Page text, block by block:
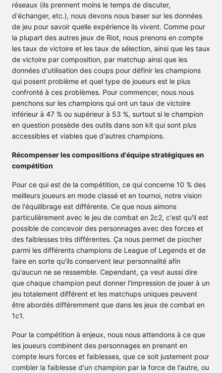
réseaux (ils prennent moins le temps de discuter,
d'échanger, etc.), nous devons nous baser sur les données
de jeu pour savoir quelle expérience ils vivent. Comme pour
la plupart des autres jeux de Riot, nous prenons en compte
les taux de victoire et les taux de sélection, ainsi que les taux
de victoire par composition, par matchup ainsi que les
données d'utilisation des coups pour définir les champions
qui posent problème et quel type de joueurs est le plus
confronté à ces problèmes. Pour commencer, nous nous
penchons sur les champions qui ont un taux de victoire
inférieur à 47 % ou supérieur à 53 %, surtout si le champion
en question possède des outils dans son kit qui sont plus
accessibles et viables que d'autres champions.
Récompenser les compositions d'équipe stratégiques en
compétition
Pour ce qui est de la compétition, ce qui concerne 10 % des
meilleurs joueurs en mode classé et en tournoi, notre vision
de l'équilibrage est différente. Ce que nous aimons
particulièrement avec le jeu de combat en 2c2, c'est qu'il est
possible de concevoir des personnages avec des forces et
des faiblesses très différentes. Ça nous permet de piocher
parmi les différents champions de League of Legends et de
faire en sorte qu'ils conservent leur personnalité afin
qu'aucun ne se ressemble. Cependant, ça veut aussi dire
que chaque champion peut donner l'impression de jouer à un
jeu totalement différent et les matchups uniques peuvent
être abordés différemment que dans les jeux de combat en
1c1.
Pour la compétition à enjeux, nous nous attendons à ce que
les joueurs combinent des personnages en prenant en
compte leurs forces et faiblesses, que ce soit justement pour
combler la faiblesse d'un champion par la force de l'autre, ou